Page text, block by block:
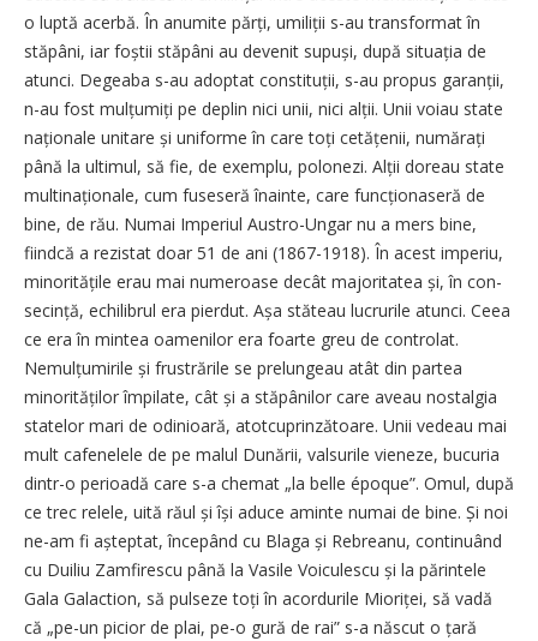
o luptă acerbă. În anumite părți, umiliții s-au transformat în
stăpâni, iar foștii stăpâni au devenit supuși, după situația de
atunci. Degeaba s-au adoptat constituții, s-au propus garanții,
n-au fost mulțumiți pe deplin nici unii, nici alții. Unii voiau state
naționale unitare și uniforme în care toți cetățenii, nu­mă­rați
până la ultimul, să fie, de exemplu, polonezi. Alții doreau state
multinaționale, cum fuseseră înainte, care funcționaseră de
bine, de rău. Numai Imperiul Austro-Ungar nu a mers bine,
fiindcă a rezistat doar 51 de ani (1867-1918). În acest imperiu,
minoritățile erau mai numeroase decât majoritatea și, în con­
se­cință, echilibrul era pierdut. Așa stă­teau lucrurile atunci. Ceea
ce era în mintea oamenilor era foarte greu de controlat.
Nemul­țumirile și frustrările se prelungeau atât din partea
minorităților împilate, cât și a stăpânilor care aveau nostalgia
statelor mari de odinioară, atotcuprinzătoare. Unii vedeau mai
mult cafenelele de pe malul Dunării, valsurile vieneze, bucuria
dintr-o perioadă care s-a chemat „la belle époque”. Omul, după
ce trec relele, uită răul și își aduce aminte numai de bine. Și noi
ne-am fi așteptat, începând cu Blaga și Rebreanu, continuând
cu Duiliu Zamfirescu până la Vasile Voiculescu și la părintele
Gala Galaction, să pulseze toți în acordurile Mioriței, să vadă
că „pe-un picior de plai, pe-o gură de rai” s-a născut o țară